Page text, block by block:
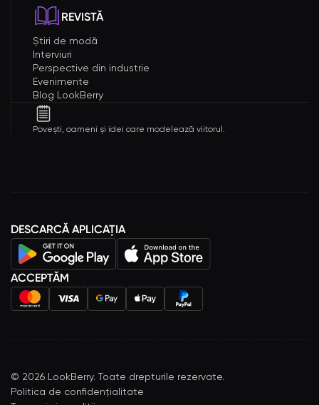
REVISTĂ
Știri de modă
Interviuri
Perspective din industrie
Evenimente
Blog LookBerry
Povești, oameni și idei care modelează viitorul.
DESCARCĂ APLICAȚIA
ACCEPTĂM
© 2026 LookBerry. Toate drepturile rezervate.
Politica de confidențialitate